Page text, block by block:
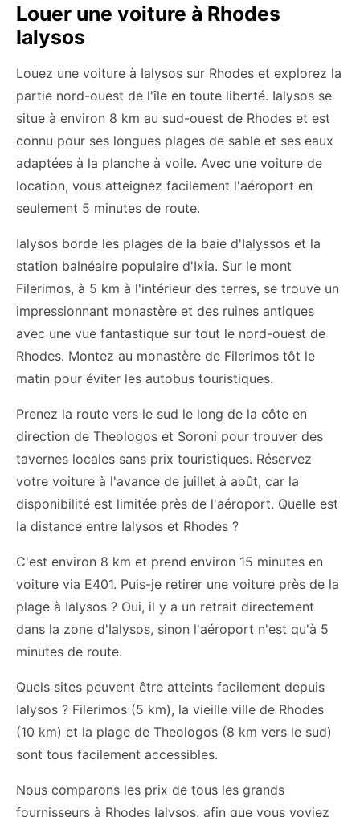
Louer une voiture à Rhodes
Ialysos
Louez une voiture à Ialysos sur Rhodes et explorez la
partie nord-ouest de l'île en toute liberté. Ialysos se
situe à environ 8 km au sud-ouest de Rhodes et est
connu pour ses longues plages de sable et ses eaux
adaptées à la planche à voile. Avec une voiture de
location, vous atteignez facilement l'aéroport en
seulement 5 minutes de route.
Ialysos borde les plages de la baie d'Ialyssos et la
station balnéaire populaire d'Ixia. Sur le mont
Filerimos, à 5 km à l'intérieur des terres, se trouve un
impressionnant monastère et des ruines antiques
avec une vue fantastique sur tout le nord-ouest de
Rhodes. Montez au monastère de Filerimos tôt le
matin pour éviter les autobus touristiques.
Prenez la route vers le sud le long de la côte en
direction de Theologos et Soroni pour trouver des
tavernes locales sans prix touristiques. Réservez
votre voiture à l'avance de juillet à août, car la
disponibilité est limitée près de l'aéroport. Quelle est
la distance entre Ialysos et Rhodes ?
C'est environ 8 km et prend environ 15 minutes en
voiture via E401. Puis-je retirer une voiture près de la
plage à Ialysos ? Oui, il y a un retrait directement
dans la zone d'Ialysos, sinon l'aéroport n'est qu'à 5
minutes de route.
Quels sites peuvent être atteints facilement depuis
Ialysos ? Filerimos (5 km), la vieille ville de Rhodes
(10 km) et la plage de Theologos (8 km vers le sud)
sont tous facilement accessibles.
Nous comparons les prix de tous les grands
fournisseurs à Rhodes Ialysos, afin que vous voyiez